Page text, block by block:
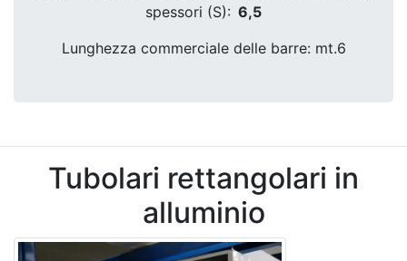
spessori (S): 6,5
Lunghezza commerciale delle barre: mt.6
Tubolari rettangolari in
alluminio